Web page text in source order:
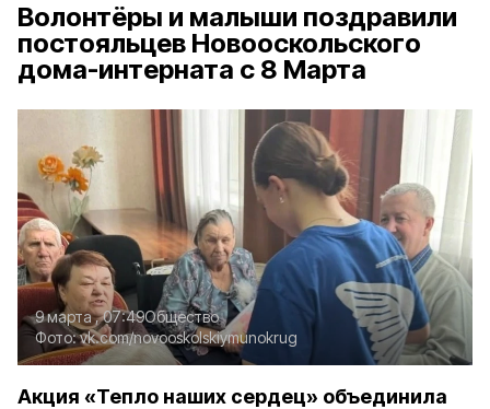
Волонтёры и малыши поздравили
постояльцев Новооскольского
дома-интерната с 8 Марта
9 марта , 07:49Общество
Фото:vk.com/novooskolskiymunokrug
Акция «Тепло наших сердец» объединила